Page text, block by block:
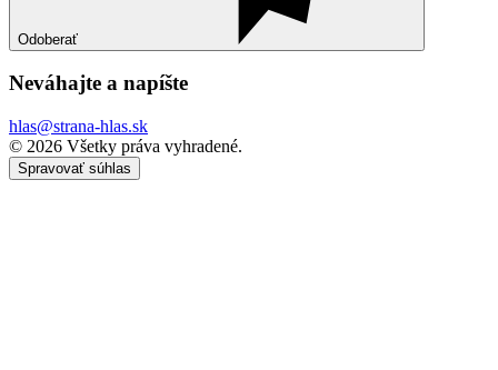
Odoberať
Neváhajte a napíšte
hlas@strana-hlas.sk
©️ 2026 Všetky práva vyhradené.
Spravovať súhlas